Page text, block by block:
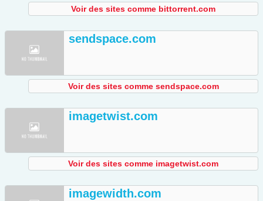
Voir des sites comme bittorrent.com
sendspace.com
Voir des sites comme sendspace.com
imagetwist.com
Voir des sites comme imagetwist.com
imagewidth.com